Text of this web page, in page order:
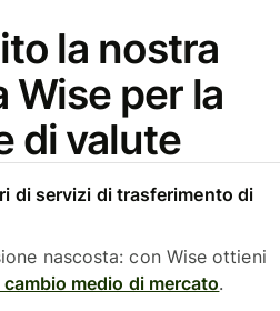
la nostra
Wise per la
di valute
di servizi di trasferimento di
nascosta: con Wise ottieni
medio di mercato.